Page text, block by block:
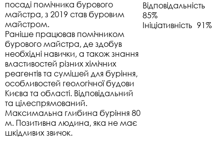
посаді помічника бурового
майстра, з 2019 став буровим
майстром.
Раніше працював помічником
бурового майстра, де здобув
необхідні навички, а також знання
властивостей різних хімічних
реагентів та сумішей для буріння,
особливостей геологічної будови
Києва та області. Відповідальний
та цілеспрямований.
Максимальна глибина буріння 80
м. Позитивна людина, яка не має
шкідливих звичок.
Відповідальність
85%
Ініціативність 91%